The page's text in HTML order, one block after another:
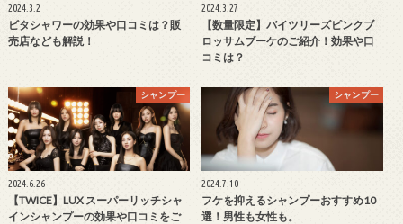
2024.3.2
ビタシャワーの効果や口コミは？販
売店なども解説！
2024.3.27
【数量限定】バイツリーズピンクブ
ロッサムブーケのご紹介！効果や口
コミは？
シャンプー
2024.6.26
【TWICE】LUX スーパーリッチシャ
インシャンプーの効果や口コミをご
シャンプー
2024.7.10
フケを抑えるシャンプーおすすめ10
選！男性も女性も。